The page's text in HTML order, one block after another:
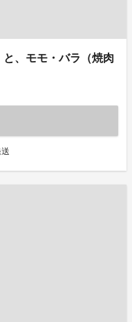
と、モモ・バラ（焼肉